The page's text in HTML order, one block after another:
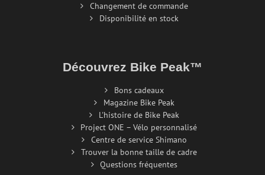
Changement de commande
Disponibilité en stock
Découvrez Bike Peak™
Bons cadeaux
Magazine Bike Peak
L'histoire de Bike Peak
Project ONE – Vélo personnalisé
Centre de service Shimano
Trouver la bonne taille de cadre
Questions fréquentes